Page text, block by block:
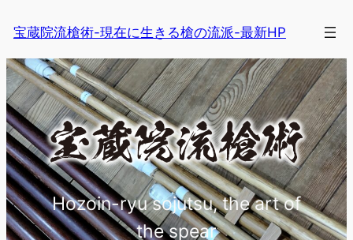
容
を
ス
キ
ッ
プ
宝蔵院流槍術-現在に生きる槍の流派-最新HP
Hozoin-ryu sojutsu, the art of
the spear